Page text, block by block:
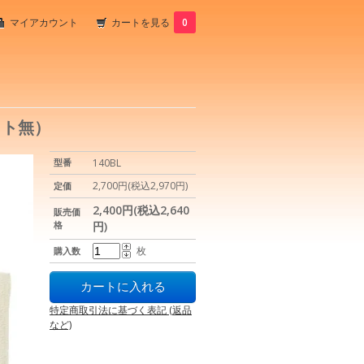
マイアカウント カートを見る 0
無）
型番 140BL
定価 2,700円(税込2,970円)
販売価
格
2,400円(税込2,640
円)
購入数 枚
特定商取引法に基づく表記 (返品
など)